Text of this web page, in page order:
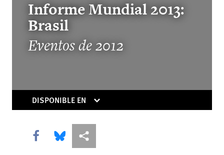
Lives in the Balance
The Trouble With Tradition
Informe Mundial 2013:
Brasil
Eventos de 2012
DISPONIBLE EN
Share this via Facebook
Share this via Bluesky
Share this via Compartir